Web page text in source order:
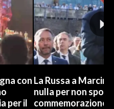
con
per il
La Russa a
nulla per non
commemorazione